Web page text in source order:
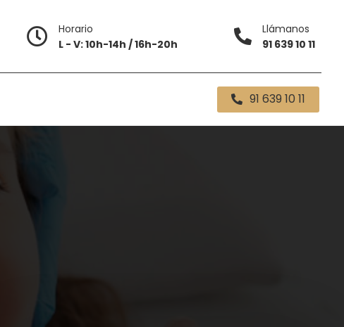
Horario
L - V: 10h-14h / 16h-20h
Llámanos
91 639 10 11
91 639 10 11